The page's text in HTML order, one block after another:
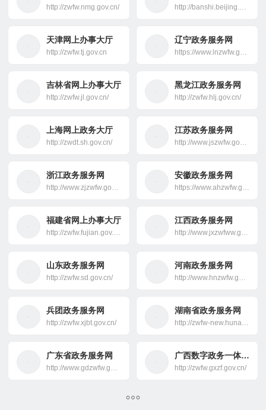
http://zwfw.nmg.gov.cn/ http://banshi.beijing.gov.cn/
天津网上办事大厅
http://zwfw.tj.gov.cn
辽宁政务服务网
https://www.lnzwfw.gov.cn/
吉林省网上办事大厅
http://zwfw.jl.gov.cn/
黑龙江政务服务网
http://zwfw.hlj.gov.cn/
上海网上政务大厅
http://zwdt.sh.gov.cn/
江苏政务服务网
http://www.jszwfw.gov.cn/
浙江政务服务网
http://www.zjzwfw.gov.cn/
安徽政务服务网
https://www.ahzwfw.gov.cn/
福建省网上办事大厅
http://zwfw.fujian.gov.cn/
江西政务服务网
http://www.jxzwfww.gov.cn/
山东政务服务网
http://zwfw.sd.gov.cn/
河南政务服务网
http://www.hnzwfw.gov.cn/
兵团政务服务网
http://zwfw.xjbt.gov.cn/
湖南省政务服务网
http://zwfw-new.hunan.gov.cn/
广东省政务服务网
http://www.gdzwfw.gov.cn/
广西数字政务一体化平台
http://zwfw.gxzf.gov.cn/